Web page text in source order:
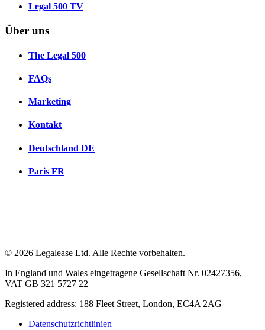
Legal 500 TV
Über uns
The Legal 500
FAQs
Marketing
Kontakt
Deutschland DE
Paris FR
© 2026 Legalease Ltd. Alle Rechte vorbehalten.
In England und Wales eingetragene Gesellschaft Nr. 02427356,
VAT GB 321 5727 22
Registered address: 188 Fleet Street, London, EC4A 2AG
Datenschutzrichtlinien